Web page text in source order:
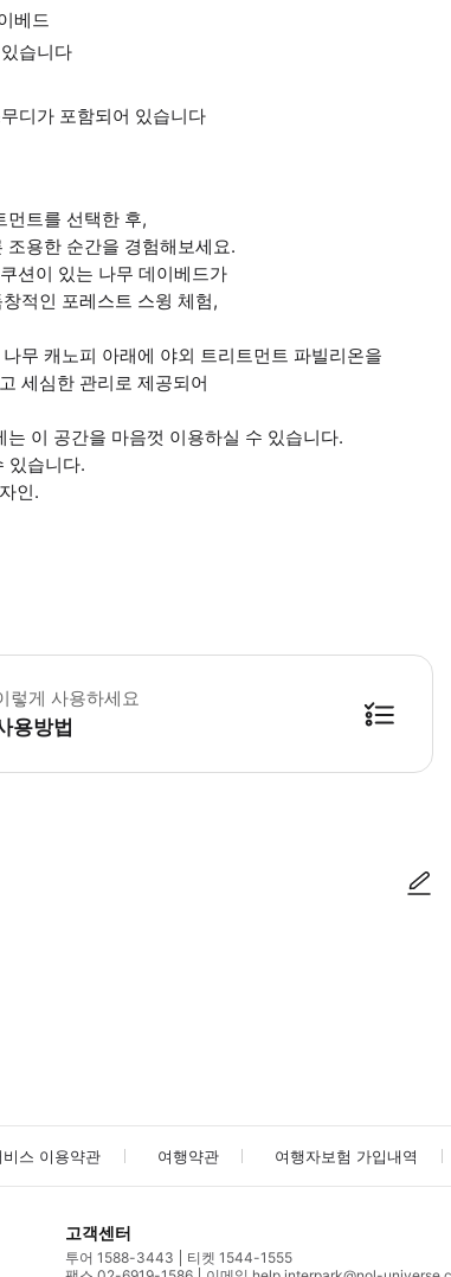
베드
습니다
디가 포함되어 있습니다
먼트를 선택한 후,
용한 순간을 경험해보세요.
션이 있는 나무 데이베드가
적인 포레스트 스윙 체험,
무 캐노피 아래에 야외 트리트먼트 파빌리온을
세심한 관리로 제공되어
이 공간을 마음껏 이용하실 수 있습니다.
있습니다.
인.
완료되면 이용 가능 여부를 다시 확인해 주시기 바랍니다. 사
렇게 사용하세요
용방법
스 이용약관 여행약관 여행자보험 가입내역
고객센터
투어 1588-3443
티켓 1544-1555